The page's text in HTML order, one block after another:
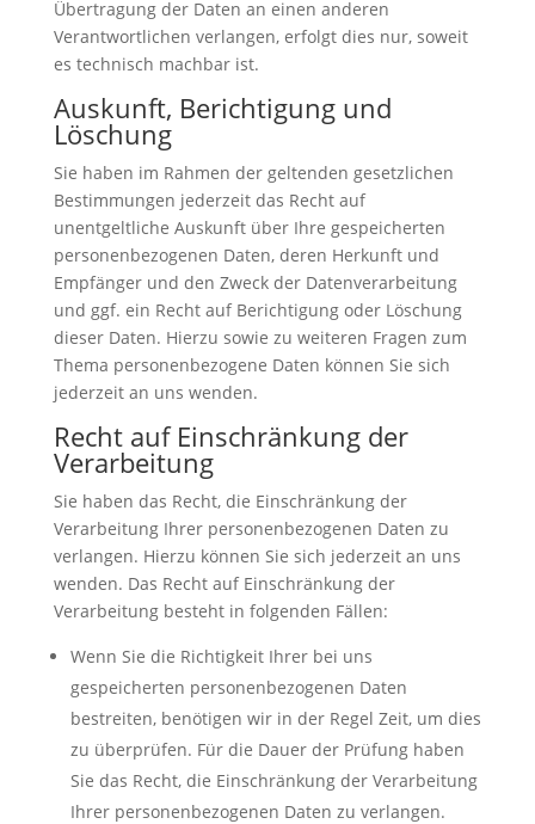
Übertragung der Daten an einen anderen
Verantwortlichen verlangen, erfolgt dies nur, soweit
es technisch machbar ist.
Auskunft, Berichtigung und
Löschung
Sie haben im Rahmen der geltenden gesetzlichen
Bestimmungen jederzeit das Recht auf
unentgeltliche Auskunft über Ihre gespeicherten
personenbezogenen Daten, deren Herkunft und
Empfänger und den Zweck der Datenverarbeitung
und ggf. ein Recht auf Berichtigung oder Löschung
dieser Daten. Hierzu sowie zu weiteren Fragen zum
Thema personenbezogene Daten können Sie sich
jederzeit an uns wenden.
Recht auf Einschränkung der
Verarbeitung
Sie haben das Recht, die Einschränkung der
Verarbeitung Ihrer personenbezogenen Daten zu
verlangen. Hierzu können Sie sich jederzeit an uns
wenden. Das Recht auf Einschränkung der
Verarbeitung besteht in folgenden Fällen:
Wenn Sie die Richtigkeit Ihrer bei uns
gespeicherten personenbezogenen Daten
bestreiten, benötigen wir in der Regel Zeit, um dies
zu überprüfen. Für die Dauer der Prüfung haben
Sie das Recht, die Einschränkung der Verarbeitung
Ihrer personenbezogenen Daten zu verlangen.